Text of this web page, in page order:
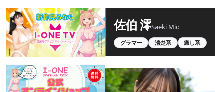
佐伯 澪Saeki Mio
グラマー 清楚系 癒し系